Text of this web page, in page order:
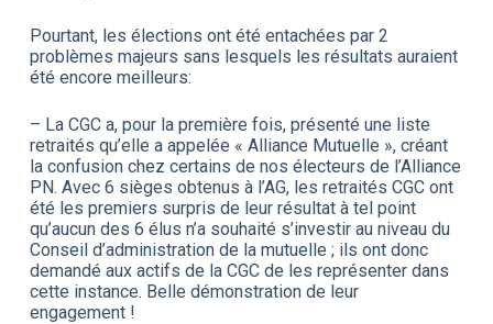
Pourtant, les élections ont été entachées par 2
problèmes majeurs sans lesquels les résultats auraient
été encore meilleurs:
– La CGC a, pour la première fois, présenté une liste
retraités qu’elle a appelée « Alliance Mutuelle », créant
la confusion chez certains de nos électeurs de l’Alliance
PN. Avec 6 sièges obtenus à l’AG, les retraités CGC ont
été les premiers surpris de leur résultat à tel point
qu’aucun des 6 élus n’a souhaité s’investir au niveau du
Conseil d’administration de la mutuelle ; ils ont donc
demandé aux actifs de la CGC de les représenter dans
cette instance. Belle démonstration de leur
engagement !